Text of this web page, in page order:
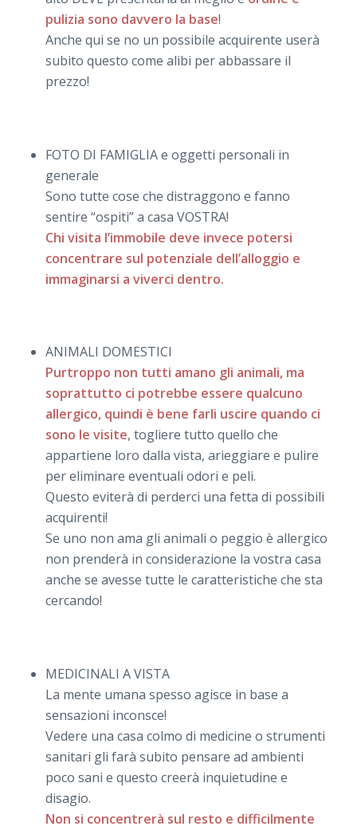
pulizia sono davvero la base!
Anche qui se no un possibile acquirente userà
subito questo come alibi per abbassare il
prezzo!
FOTO DI FAMIGLIA e oggetti personali in
generale
Sono tutte cose che distraggono e fanno
sentire “ospiti” a casa VOSTRA!
Chi visita l’immobile deve invece potersi
concentrare sul potenziale dell’alloggio e
immaginarsi a viverci dentro.
ANIMALI DOMESTICI
Purtroppo non tutti amano gli animali, ma
soprattutto ci potrebbe essere qualcuno
allergico, quindi è bene farli uscire quando ci
sono le visite, togliere tutto quello che
appartiene loro dalla vista, arieggiare e pulire
per eliminare eventuali odori e peli.
Questo eviterà di perderci una fetta di possibili
acquirenti!
Se uno non ama gli animali o peggio è allergico
non prenderà in considerazione la vostra casa
anche se avesse tutte le caratteristiche che sta
cercando!
MEDICINALI A VISTA
La mente umana spesso agisce in base a
sensazioni inconsce!
Vedere una casa colmo di medicine o strumenti
sanitari gli farà subito pensare ad ambienti
poco sani e questo creerà inquietudine e
disagio.
Non si concentrerà sul resto e difficilmente